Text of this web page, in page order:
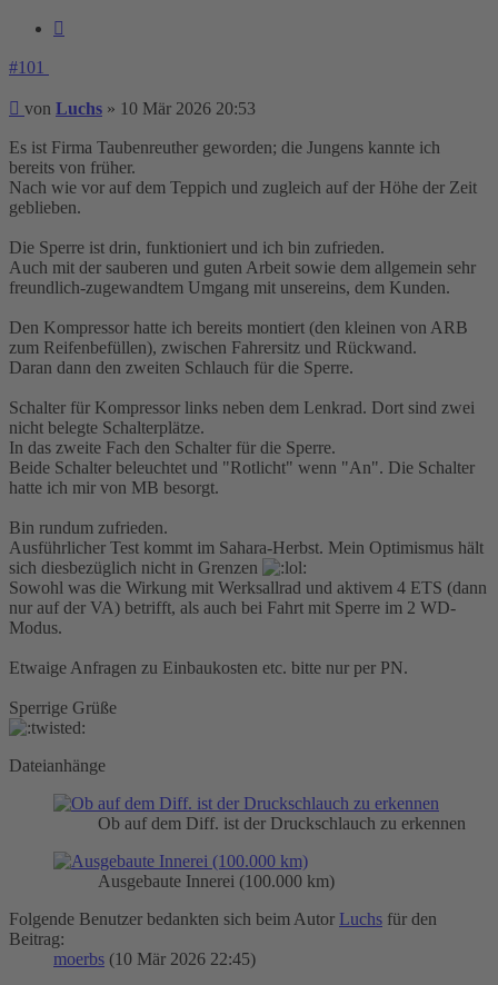
#101
Beitrag
von Luchs » 10 Mär 2026 20:53
Es ist Firma Taubenreuther geworden; die Jungens kannte ich
bereits von früher.
Nach wie vor auf dem Teppich und zugleich auf der Höhe der Zeit
geblieben.
Die Sperre ist drin, funktioniert und ich bin zufrieden.
Auch mit der sauberen und guten Arbeit sowie dem allgemein sehr
freundlich-zugewandtem Umgang mit unsereins, dem Kunden.
Den Kompressor hatte ich bereits montiert (den kleinen von ARB
zum Reifenbefüllen), zwischen Fahrersitz und Rückwand.
Daran dann den zweiten Schlauch für die Sperre.
Schalter für Kompressor links neben dem Lenkrad. Dort sind zwei
nicht belegte Schalterplätze.
In das zweite Fach den Schalter für die Sperre.
Beide Schalter beleuchtet und "Rotlicht" wenn "An". Die Schalter
hatte ich mir von MB besorgt.
Bin rundum zufrieden.
Ausführlicher Test kommt im Sahara-Herbst. Mein Optimismus hält
sich diesbezüglich nicht in Grenzen
Sowohl was die Wirkung mit Werksallrad und aktivem 4 ETS (dann
nur auf der VA) betrifft, als auch bei Fahrt mit Sperre im 2 WD-
Modus.
Etwaige Anfragen zu Einbaukosten etc. bitte nur per PN.
Sperrige Grüße
Dateianhänge
Ob auf dem Diff. ist der Druckschlauch zu erkennen
Ausgebaute Innerei (100.000 km)
Folgende Benutzer bedankten sich beim Autor Luchs für den
Beitrag:
moerbs (10 Mär 2026 22:45)